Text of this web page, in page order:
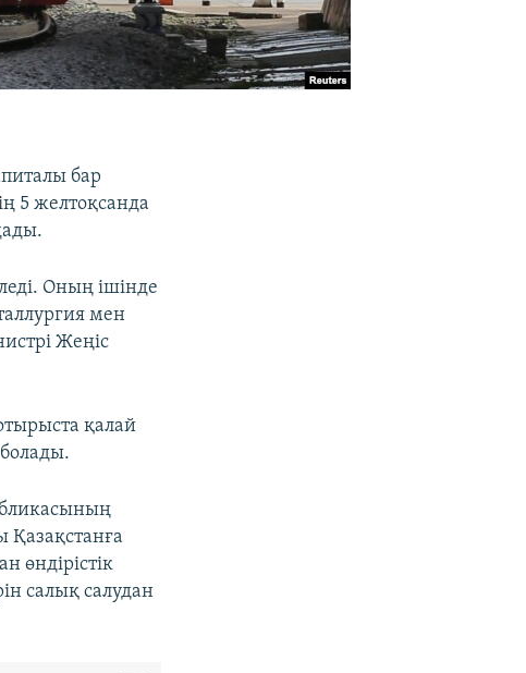
бар
5 желтоқсанда
Оның ішінде
мен
Жеңіс
қалай
Қазақстанға
өндірістік
салық салудан